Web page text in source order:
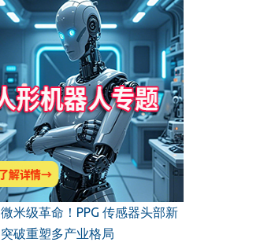
微米级革命！PPG 传感器头部新
突破重塑多产业格局